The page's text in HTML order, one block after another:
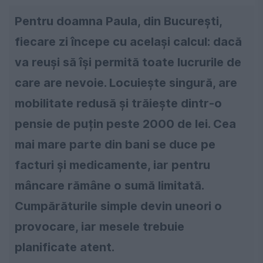
Pentru doamna Paula, din București,
fiecare zi începe cu același calcul: dacă
va reuși să își permită toate lucrurile de
care are nevoie. Locuiește singură, are
mobilitate redusă și trăiește dintr-o
pensie de puțin peste 2000 de lei. Cea
mai mare parte din bani se duce pe
facturi și medicamente, iar pentru
mâncare rămâne o sumă limitată.
Cumpărăturile simple devin uneori o
provocare, iar mesele trebuie
planificate atent.